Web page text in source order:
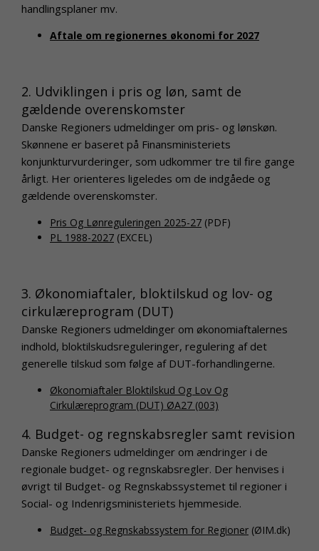
handlingsplaner mv.
Aftale om regionernes økonomi for 2027
2. Udviklingen i pris og løn, samt de
gældende overenskomster
Danske Regioners udmeldinger om pris- og lønskøn.
Skønnene er baseret på Finansministeriets
konjunkturvurderinger, som udkommer tre til fire gange
årligt. Her orienteres ligeledes om de indgåede og
gældende overenskomster.
Pris Og Lønreguleringen 2025-27 (PDF)
PL 1988-2027 (EXCEL)
3. Økonomiaftaler, bloktilskud og lov- og
cirkulæreprogram (DUT)
Danske Regioners udmeldinger om økonomiaftalernes
indhold, bloktilskudsreguleringer, regulering af det
generelle tilskud som følge af DUT-forhandlingerne.
Økonomiaftaler Bloktilskud Og Lov Og
Cirkulæreprogram (DUT) ØA27 (003)
4. Budget- og regnskabsregler samt revision
Danske Regioners udmeldinger om ændringer i de
regionale budget- og regnskabsregler. Der henvises i
øvrigt til Budget- og Regnskabssystemet til regioner i
Social- og Indenrigsministeriets hjemmeside.
Budget- og Regnskabssystem for Regioner (ØIM.dk)